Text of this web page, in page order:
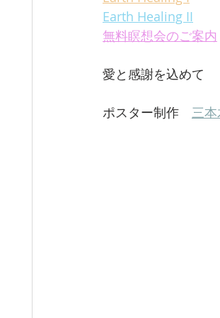
Earth Healing II
無料瞑想会のご案内
愛と感謝を込めて
ポスター制作 三